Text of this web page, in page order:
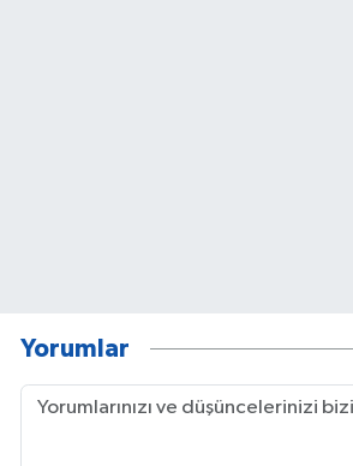
Yorumlar